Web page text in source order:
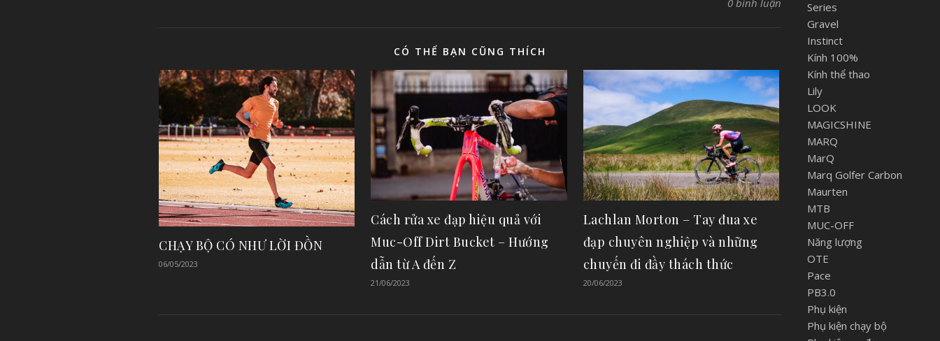
CÓ THỂ BẠN CŨNG THÍCH
CHẠY BỘ CÓ NHƯ LỜI ĐỒN
06/05/2023
Cách rửa xe đạp hiệu quả với
Muc-Off Dirt Bucket – Hướng
dẫn từ A đến Z
21/06/2023
Lachlan Morton – Tay đua xe
đạp chuyên nghiệp và những
chuyến đi đầy thách thức
20/06/2023
Series
Gravel
Instinct
Kính 100%
Kính thể thao
Lily
LOOK
MAGICSHINE
MARQ
MarQ
Marq Golfer Carbon
Maurten
MTB
MUC-OFF
Năng lượng
OTE
Pace
PB3.0
Phụ kiện
Phụ kiện chạy bộ